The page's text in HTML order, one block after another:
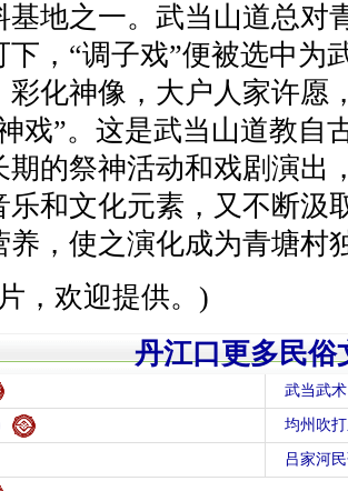
基地之一。武当山道总对
下，“调子戏”便被选中为
彩化神像，大户人家许愿
戏”。这是武当山道教自
期的祭神活动和戏剧演出
乐和文化元素，又不断汲
养，使之演化成为青塘村
，欢迎提供。)
丹江口更多民俗
武当武术
均州吹
吕家河